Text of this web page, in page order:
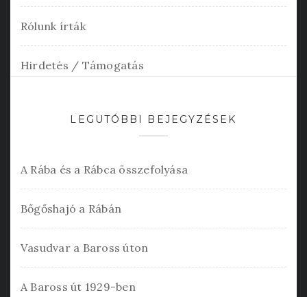
Rólunk írták
Hirdetés / Támogatás
LEGUTÓBBI BEJEGYZÉSEK
A Rába és a Rábca összefolyása
Bőgőshajó a Rábán
Vasudvar a Baross úton
A Baross út 1929-ben